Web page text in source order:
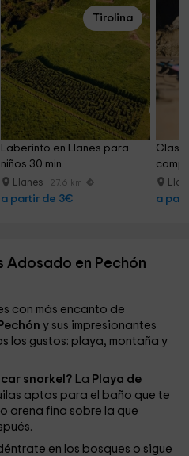
Tirolina
Laberinto en Llanes para
niños 30 min
Llanes 27.6 km
a partir de 3€ a
Adosado en Pechón
con más encanto de
Pechóny sus impresionantes
los gustos: playa, montaña y
snorkel? La Playa de
aptas para el baño que te
arena fina sobre la que
en los bosques o sigue